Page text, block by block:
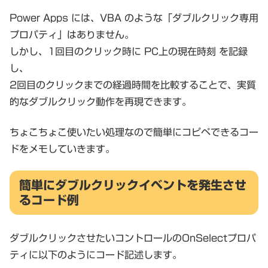
Power Apps には、VBA のような「ダブルクリック専用
プロパティ」はありません。
しかし、1回目のクリック時に PC上の現在時刻 を記録
し、
2回目のクリックまでの経過時間を比較することで、実質
的なダブルクリック動作を再現できます。
ちょこちょこ使いたい処理なので簡単にコピペできるコー
ドをメモしていきます。
簡単にダブルクリックイベントを発生させ
るコード例
ダブルクリックさせたいコントロールのOnSelectプロパ
ティに以下のようにコード記述します。